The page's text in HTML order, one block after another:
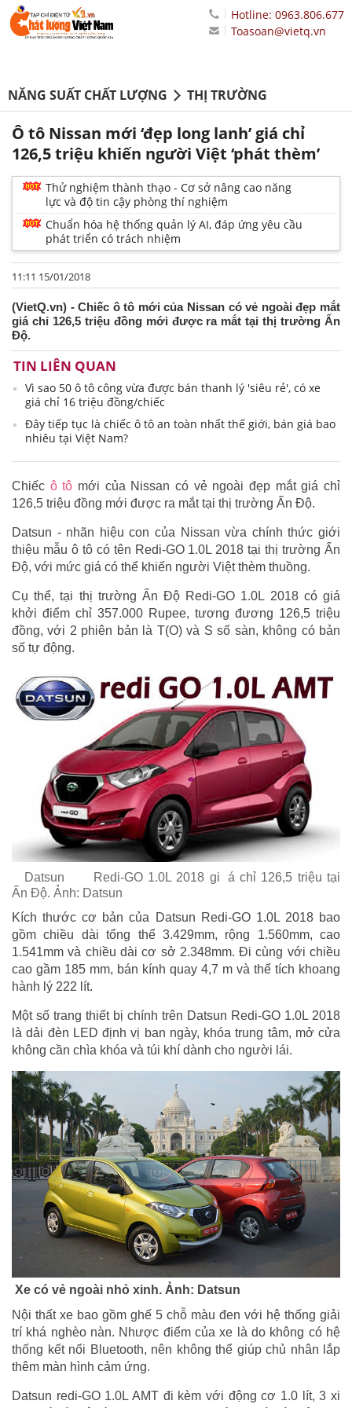
Hotline: 0963.806.677
Toasoan@vietq.vn
NĂNG SUẤT CHẤT LƯỢNG THỊ TRƯỜNG
Ô tô Nissan mới ‘đẹp long lanh’ giá chỉ
126,5 triệu khiến người Việt ‘phát thèm’
Thử nghiệm thành thạo - Cơ sở nâng cao năng
lực và độ tin cậy phòng thí nghiệm
Chuẩn hóa hệ thống quản lý AI, đáp ứng yêu cầu
phát triển có trách nhiệm
11:11 15/01/2018
(VietQ.vn) - Chiếc ô tô mới của Nissan có vẻ ngoài đẹp mắt
giá chỉ 126,5 triệu đồng mới được ra mắt tại thị trường Ấn
Độ.
TIN LIÊN QUAN
Vì sao 50 ô tô công vừa được bán thanh lý 'siêu rẻ', có xe
giá chỉ 16 triệu đồng/chiếc
Đây tiếp tục là chiếc ô tô an toàn nhất thế giới, bán giá bao
nhiêu tại Việt Nam?
Chiếc ô tô mới của Nissan có vẻ ngoài đẹp mắt giá chỉ
126,5 triệu đồng mới được ra mắt tại thị trường Ấn Độ.
Datsun - nhãn hiệu con của Nissan vừa chính thức giới
thiệu mẫu ô tô có tên Redi-GO 1.0L 2018 tại thị trường Ấn
Độ, với mức giá có thể khiến người Việt thèm thuồng.
Cụ thể, tại thị trường Ấn Độ Redi-GO 1.0L 2018 có giá
khởi điểm chỉ 357.000 Rupee, tương đương 126,5 triệu
đồng, với 2 phiên bản là T(O) và S số sàn, không có bản
số tự động.
Datsun Redi-GO 1.0L 2018 gi
á chỉ 126,5 triệu tại
Ấn Độ. Ảnh: Datsun
Kích thước cơ bản của Datsun Redi-GO 1.0L 2018 bao
gồm chiều dài tổng thể 3.429mm, rộng 1.560mm, cao
1.541mm và chiều dài cơ sở 2.348mm. Đi cùng với chiều
cao gầm 185 mm, bán kính quay 4,7 m và thể tích khoang
hành lý 222 lít.
Một số trang thiết bị chính trên Datsun Redi-GO 1.0L 2018
là dải đèn LED định vị ban ngày, khóa trung tâm, mở cửa
không cần chìa khóa và túi khí dành cho người lái.
Xe có vẻ ngoài nhỏ xinh. Ảnh: Datsun
Nội thất xe bao gồm ghế 5 chỗ màu đen với hệ thống giải
trí khá nghèo nàn. Nhược điểm của xe là do không có hệ
thống kết nối Bluetooth, nên không thể giúp chủ nhân lắp
thêm màn hình cảm ứng.
Datsun redi-GO 1.0L AMT đi kèm với động cơ 1.0 lít, 3 xi